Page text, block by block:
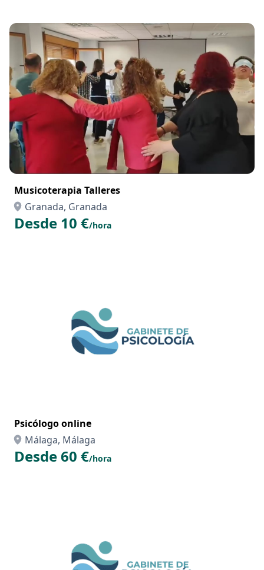
Musicoterapia Talleres
Granada, Granada
Desde 10 €/hora
Psicólogo online
Málaga, Málaga
Desde 60 €/hora